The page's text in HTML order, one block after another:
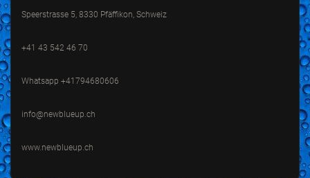
Speerstrasse 5, 8330 Pfäffikon, Schweiz
+41 43 542 46 70
Whatsapp +41794680606
info@newblueup.ch
www.newblueup.ch